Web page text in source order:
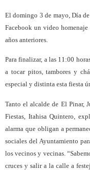
El domingo 3 de mayo, Día
Facebook un video
años anteriores.
Para finalizar, a las 11:00
a tocar pitos, tambores y
especial y distinta esta fiesta
Tanto el alcalde de El Pinar,
Fiestas, Itahisa Quintero,
alarma que obligan a
sociales del Ayuntamiento
los vecinos y vecinas.
cruces y salir a la calle a